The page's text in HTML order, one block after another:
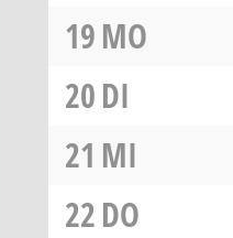
19MO
20DI
21 MI
22DO